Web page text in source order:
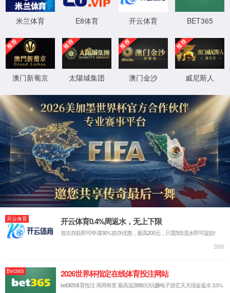
首页
产品中心
波峰焊
选择性波峰焊
垂直固化炉
隧道炉
半导体烤箱
直线电机
SMT周边设备